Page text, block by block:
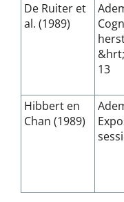
De Ruiter et
al. (1989)
13
Hibbert en
Chan (1989)